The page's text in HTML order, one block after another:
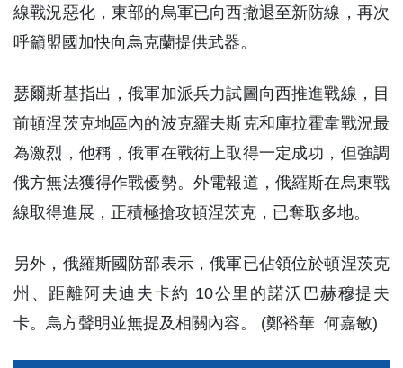
線戰況惡化，東部的烏軍已向西撤退至新防線，再次
呼籲盟國加快向烏克蘭提供武器。
瑟爾斯基指出，俄軍加派兵力試圖向西推進戰線，目
前頓涅茨克地區內的波克羅夫斯克和庫拉霍韋戰況最
為激烈，他稱，俄軍在戰術上取得一定成功，但強調
俄方無法獲得作戰優勢。外電報道，俄羅斯在烏東戰
線取得進展，正積極搶攻頓涅茨克，已奪取多地。
另外，俄羅斯國防部表示，俄軍已佔領位於頓涅茨克
州、距離阿夫迪夫卡約 10公里的諾沃巴赫穆提夫
卡。烏方聲明並無提及相關內容。 (鄭裕華 何嘉敏)